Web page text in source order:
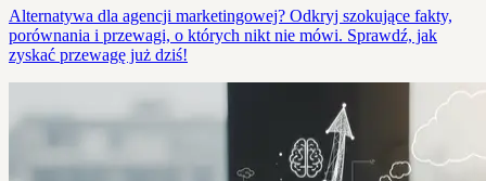
Alternatywa dla agencji marketingowej? Odkryj szokujące fakty,
porównania i przewagi, o których nikt nie mówi. Sprawdź, jak
zyskać przewagę już dziś!